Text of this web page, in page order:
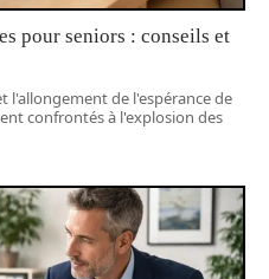
pour seniors : conseils et
l'allongement de l'espérance de
confrontés à l'explosion des